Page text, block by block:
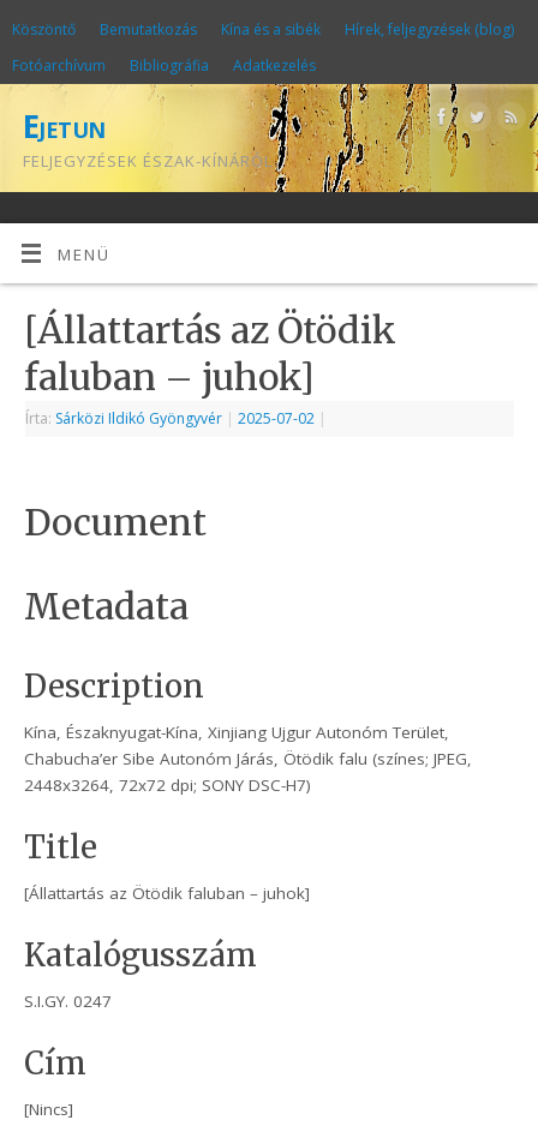
Köszöntő Bemutatkozás Kína és a sibék
Hírek, feljegyzések (blog)
Fotóarchívum
Bibliográfia Adatkezelés
Ejetun
FELJEGYZÉSEK ÉSZAK-KÍNÁRÓL
MENÜ
[Állattartás az Ötödik
faluban – juhok]
Írta: Sárközi Ildikó Gyöngyvér | 2025-07-02 |
Document
Metadata
Description
Kína, Északnyugat-Kína, Xinjiang Ujgur Autonóm Terület,
Chabucha’er Sibe Autonóm Járás, Ötödik falu (színes; JPEG,
2448x3264, 72x72 dpi; SONY DSC-H7)
Title
[Állattartás az Ötödik faluban – juhok]
Katalógusszám
S.I.GY. 0247
Cím
[Nincs]